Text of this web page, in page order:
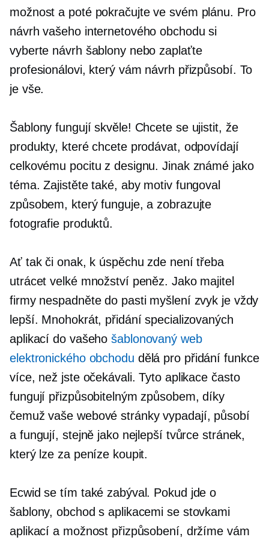
možnost a poté pokračujte ve svém plánu. Pro
návrh vašeho internetového obchodu si
vyberte návrh šablony nebo zaplaťte
profesionálovi, který vám návrh přizpůsobí. To
je vše.
Šablony fungují skvěle! Chcete se ujistit, že
produkty, které chcete prodávat, odpovídají
celkovému pocitu z designu. Jinak známé jako
téma. Zajistěte také, aby motiv fungoval
způsobem, který funguje, a zobrazujte
fotografie produktů.
Ať tak či onak, k úspěchu zde není třeba
utrácet velké množství peněz. Jako majitel
firmy nespadněte do pasti myšlení zvyk je vždy
lepší. Mnohokrát, přidání specializovaných
aplikací do vašehošablonovaný web
elektronického obchodu dělá pro přidání funkce
více, než jste očekávali. Tyto aplikace často
fungují přizpůsobitelným způsobem, díky
čemuž vaše webové stránky vypadají, působí
a fungují, stejně jako nejlepší tvůrce stránek,
který lze za peníze koupit.
Ecwid se tím také zabýval. Pokud jde o
šablony, obchod s aplikacemi se stovkami
aplikací a možnost přizpůsobení, držíme vám